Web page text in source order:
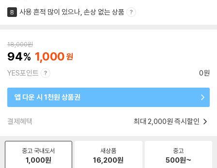
중 사용 흔적 많이 있으나, 손상 없는 상품
18,000원
94 1,000
YES포인트 0원
앱 다운 시 1천원 상품권
결제혜택 최대 2,000원 즉시할인
중고 국내도서
1,000원
새상품
16,200원
중고
500원~